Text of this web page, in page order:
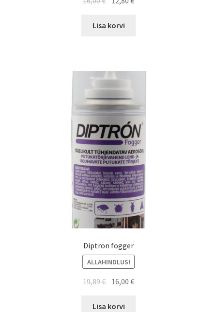
Lisa korvi
Diptron fogger
ALLAHINDLUS!
19,89€ 16,00€
Lisa korvi